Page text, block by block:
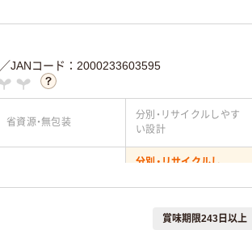
／JANコード：2000233603595
省資源・無包装
分別・リサイクルしやす
い設計
分別・リサイクルし
温室効果ガスなどの削減
賞味期限243日以上